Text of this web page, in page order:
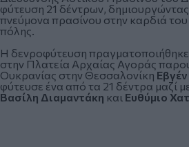
φύτευση 21 δέντρων, δημιουργώντας
πνεύμονα πρασίνου στην καρδιά του
πόλης.
Η δενροφύτευση πραγματοποιήθηκε
στην Πλατεία Αρχαίας Αγοράς
Ουκρανίας στην ΘεσσαλονίκηΕβγέν
φύτευσε ένα από τα 21 δέντρα μαζί
Βασίλη Διαμαντάκη και Ευθύμιο